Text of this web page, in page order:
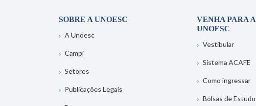
SOBRE A UNOESC
A Unoesc
Campi
Setores
Publicações Legais
VENHA PARA A
UNOESC
Vestibular
Sistema ACAFE
Como ingressar
Bolsas de Estudo